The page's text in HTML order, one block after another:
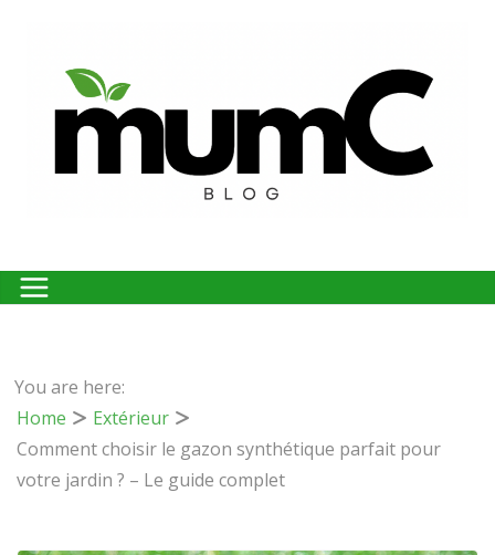
contenu
You are here:
Home
Extérieur
Comment choisir le gazon synthétique parfait pour
votre jardin ? – Le guide complet